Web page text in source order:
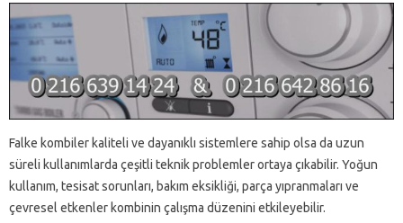
Falke kombiler kaliteli ve dayanıklı sistemlere sahip olsa da uzun
süreli kullanımlarda çeşitli teknik problemler ortaya çıkabilir. Yoğun
kullanım, tesisat sorunları, bakım eksikliği, parça yıpranmaları ve
çevresel etkenler kombinin çalışma düzenini etkileyebilir.